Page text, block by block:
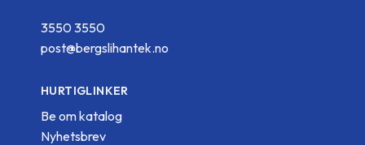
3550 3550
post@bergslihantek.no
HURTIGLINKER
Be om katalog
Nyhetsbrev